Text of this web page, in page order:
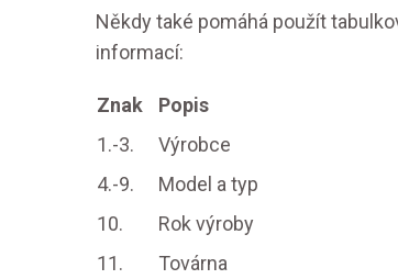
Někdy také pomáhá použít
informací:
Znak
Popis
1.-3.
Výrobce
4.-9.
Model a typ
10.
Rok výroby
11.
Továrna